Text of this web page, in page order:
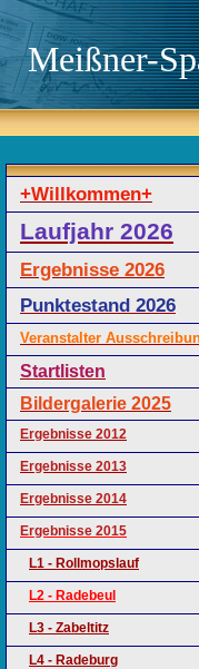
Meißner-
+Willkommen+
Laufjahr 2026
Ergebnisse 2026
Punktestand 2026
Veranstalter
Startlisten
Bildergalerie 2025
Ergebnisse 2012
Ergebnisse 2013
Ergebnisse 2014
Ergebnisse 2015
L1 - Rollmopslauf
L2 - Radebeul
L3 - Zabeltitz
L4 - Radeburg